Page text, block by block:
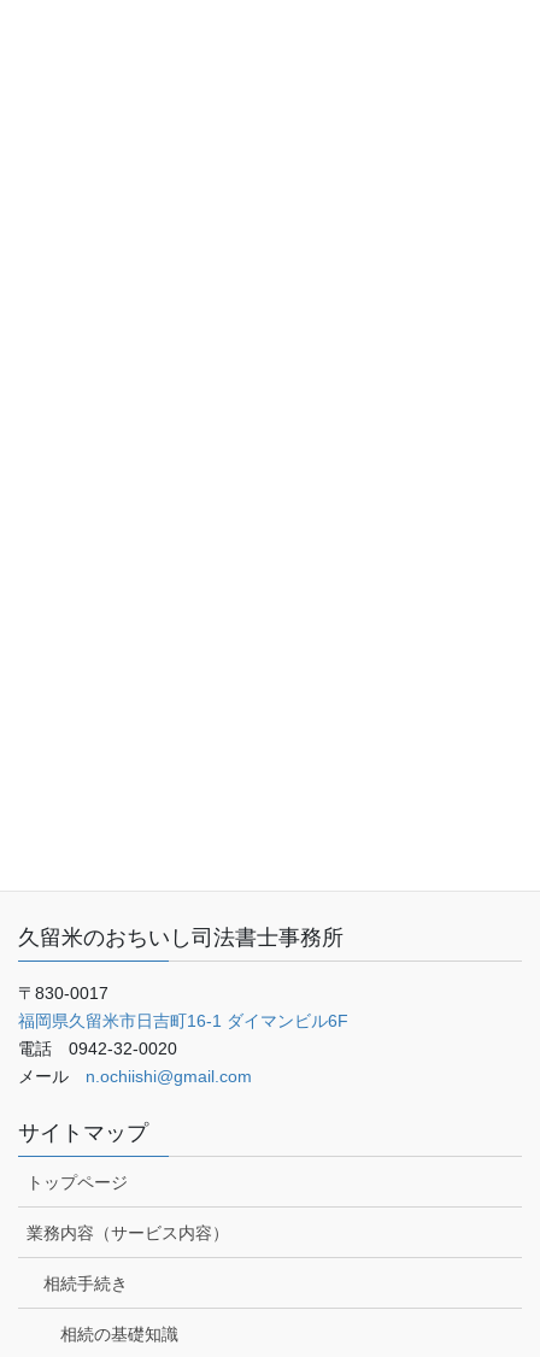
久留米のおちいし司法書士事務所
〒830-0017
福岡県久留米市日吉町16-1 ダイマンビル6F
電話 0942-32-0020
メール n.ochiishi@gmail.com
サイトマップ
トップページ
業務内容（サービス内容）
相続手続き
相続の基礎知識